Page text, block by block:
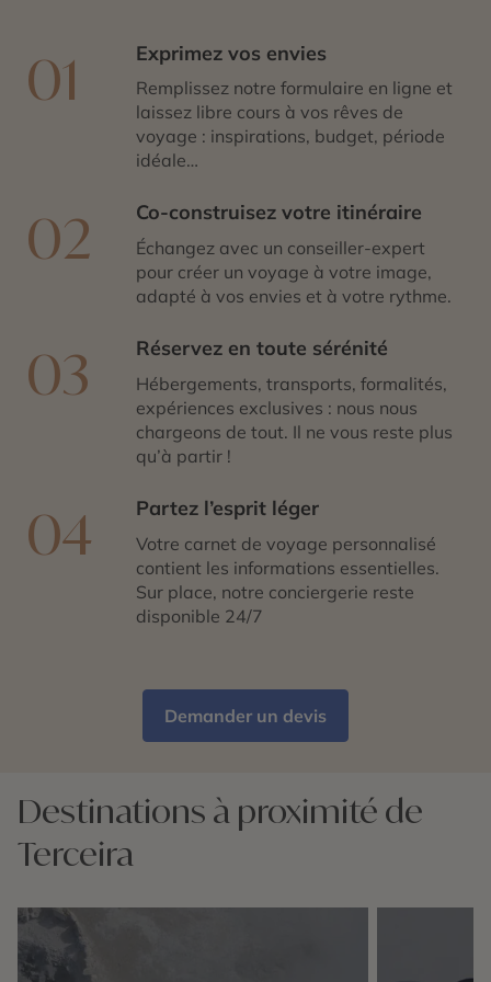
01 Exprimez vos envies
Remplissez notre formulaire en ligne et
laissez libre cours à vos rêves de
voyage : inspirations, budget, période
idéale…
02 Co-construisez votre itinéraire
Échangez avec un conseiller-expert
pour créer un voyage à votre image,
adapté à vos envies et à votre rythme.
03 Réservez en toute sérénité
Hébergements, transports, formalités,
expériences exclusives : nous nous
chargeons de tout. Il ne vous reste plus
qu’à partir !
04 Partez l’esprit léger
Votre carnet de voyage personnalisé
contient les informations essentielles.
Sur place, notre conciergerie reste
disponible 24/7
Demander un devis
Destinations à proximité de
Terceira